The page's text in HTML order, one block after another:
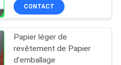
CONTACT
Papier léger de
revêtement de Papier
d'emballage